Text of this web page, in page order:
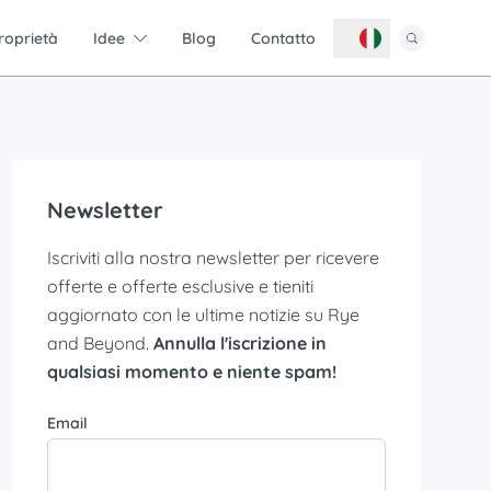
Idee Blog Contatto
Newsletter
Iscriviti alla nostra newsletter per ricevere
offerte e offerte esclusive e tieniti
aggiornato con le ultime notizie su Rye
and Beyond. Annulla l'iscrizione in
qualsiasi momento e niente spam!
Email